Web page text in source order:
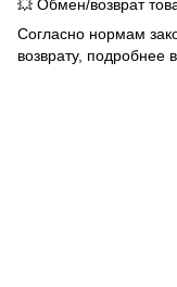
💥 Обмен/возврат
Согласно нормам
возврату, подробнее